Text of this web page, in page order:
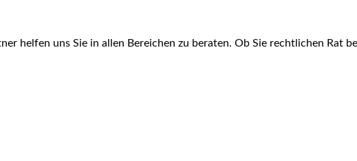
helfen uns Sie in allen Bereichen zu beraten. Ob Sie rechtlichen Rat